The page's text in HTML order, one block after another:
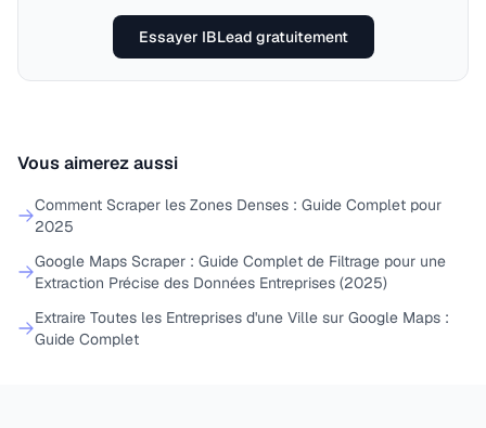
Essayer IBLead gratuitement
Vous aimerez aussi
Comment Scraper les Zones Denses : Guide Complet pour
2025
Google Maps Scraper : Guide Complet de Filtrage pour une
Extraction Précise des Données Entreprises (2025)
Extraire Toutes les Entreprises d'une Ville sur Google Maps :
Guide Complet